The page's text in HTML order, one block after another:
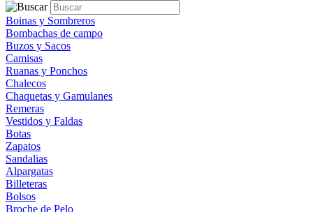
Boinas y Sombreros
Bombachas de campo
Buzos y Sacos
Camisas
Ruanas y Ponchos
Chalecos
Chaquetas y Gamulanes
Remeras
Vestidos y Faldas
Botas
Zapatos
Sandalias
Alpargatas
Billeteras
Bolsos
Broche de Pelo